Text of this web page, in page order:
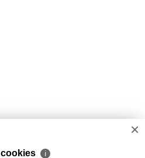
Povinná dokumentace
×
ℹ